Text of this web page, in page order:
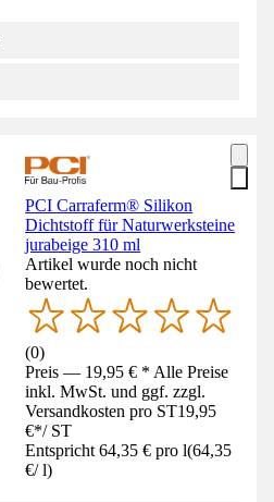
PCI Carraferm® Silikon
Dichtstoff für Naturwerksteine
jurabeige 310 ml
Artikel wurde noch nicht
bewertet.
(0)
Preis — 19,95 € * Alle Preise
inkl. MwSt. und ggf. zzgl.
Versandkosten pro ST19,95
€*/ ST
Entspricht 64,35 € pro l(64,35
€/ l)